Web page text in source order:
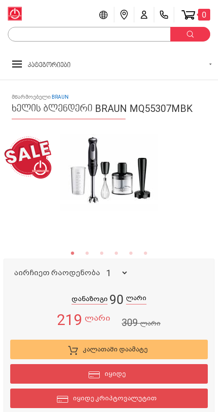
0
კატეგორიები
მწარმოებელი BRAUN
ხელის ბლენდერი BRAUN MQ55307MBK
აირჩიეთ რაოდენობა
დანაზოგი 90 ლარი
219 ლარი 309ლარი
კალათაში დაამატე
იყიდე
იყიდე კრიპტოვალუტით